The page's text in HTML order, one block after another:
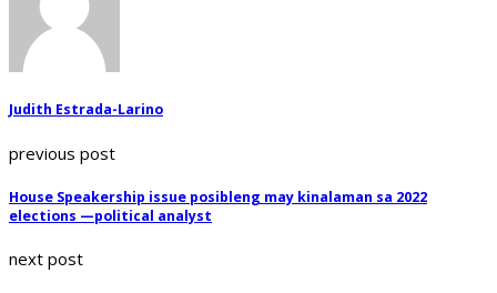
Judith Estrada-Larino
previous post
House Speakership issue posibleng may kinalaman sa 2022
elections —political analyst
next post